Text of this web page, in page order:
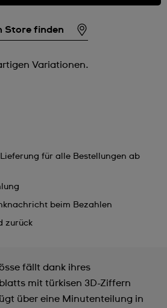
Store finden
Variationen.
für alle Bestellungen ab
beim Bezahlen
zurück
fällt dank ihres
mit türkisen 3D-Ziffern
über eine Minutenteilung in